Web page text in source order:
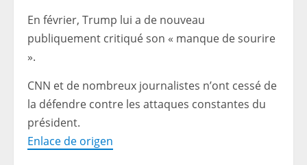
En février, Trump lui a de nouveau
publiquement critiqué son « manque de sourire
».
CNN et de nombreux journalistes n’ont cessé de
la défendre contre les attaques constantes du
président.
Enlace de origen